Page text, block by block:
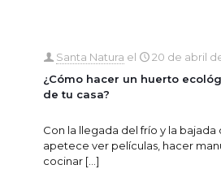
Santa Natura el
20 de abril
¿Cómo hacer un huerto
de tu casa?
Con la llegada del frío y la
apetece ver películas, hacer
cocinar […]